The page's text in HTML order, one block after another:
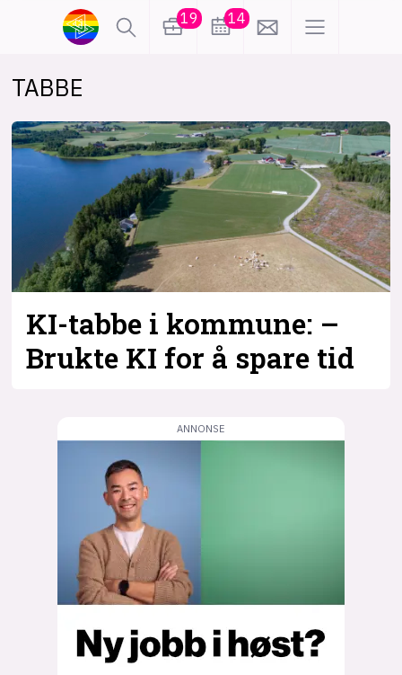
19 14
TABBE
KI-tabbe i kommune: –
Brukte KI for å spare tid
karriere
meninger
utdanning
kontor
frontend
backend
apputvikling
tilgjengelighet
ukas koder
inn/ut
lys modus
mørk modus
nyhetsbrev
kode24-klubben
LinkedIn
Bluesky
Facebook